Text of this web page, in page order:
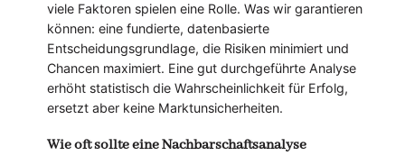
viele Faktoren spielen eine Rolle. Was wir garantieren
können: eine fundierte, datenbasierte
Entscheidungsgrundlage, die Risiken minimiert und
Chancen maximiert. Eine gut durchgeführte Analyse
erhöht statistisch die Wahrscheinlichkeit für Erfolg,
ersetzt aber keine Marktunsicherheiten.
Wie oft sollte eine Nachbarschaftsanalyse